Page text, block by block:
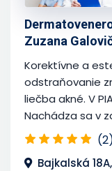
Zuzana
Korektívne a
odstraňovanie
liečba akné. V
Nachádza sa v
Bajkalská